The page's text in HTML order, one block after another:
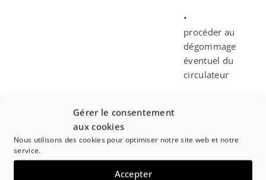
Gérer le consentement
aux cookies
Nous utilisons des cookies pour optimiser notre site web et notre
service.
Accepter
•
procéder au
dégommage
éventuel du
circulateur
retour est
monté à